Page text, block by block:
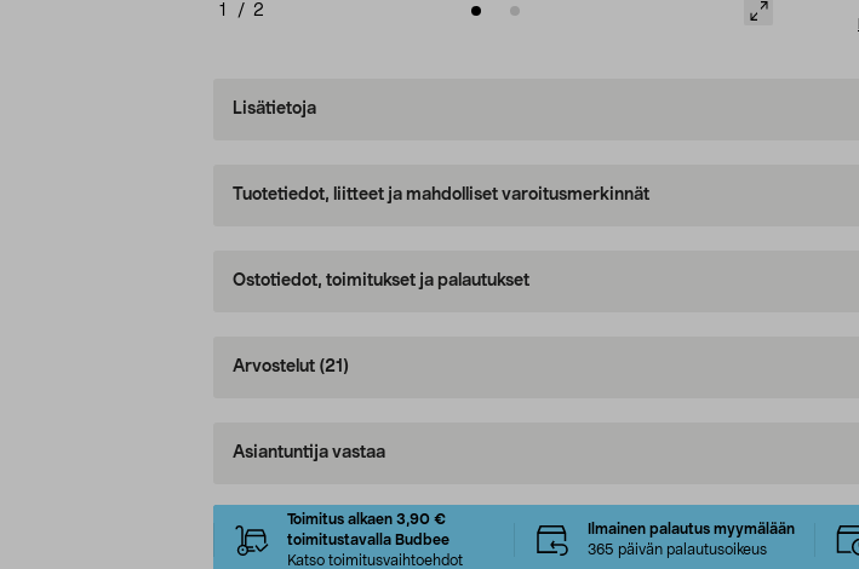
1 / 2
Lisätietoja
Tuotetiedot, liitteet ja mahdolliset varoitusmerkinnät
Ostotiedot, toimitukset ja palautukset
Arvostelut (21)
Asiantuntija vastaa
Toimitus alkaen 3,90 €
toimitustavalla Budbee
Katso toimitusvaihtoehdot
Ilmainen palautus myymälään
365 päivän palautusoikeus